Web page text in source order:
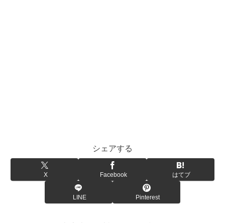
シェアする
X Facebook はてブ
LINE Pinterest